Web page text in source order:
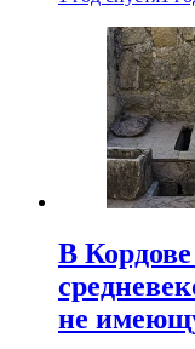
В
не